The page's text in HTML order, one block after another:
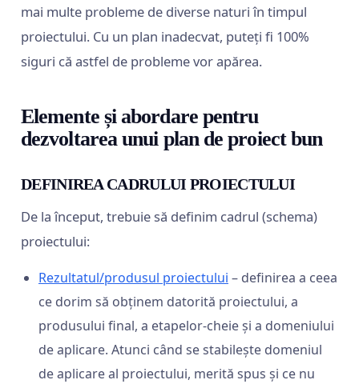
mai multe probleme de diverse naturi în timpul
proiectului. Cu un plan inadecvat, puteți fi 100%
siguri că astfel de probleme vor apărea.
Elemente și abordare pentru
dezvoltarea unui plan de proiect bun
DEFINIREA CADRULUI PROIECTULUI
De la început, trebuie să definim cadrul (schema)
proiectului:
Rezultatul/produsul proiectului – definirea a ceea
ce dorim să obținem datorită proiectului, a
produsului final, a etapelor-cheie și a domeniului
de aplicare. Atunci când se stabilește domeniul
de aplicare al proiectului, merită spus și ce nu